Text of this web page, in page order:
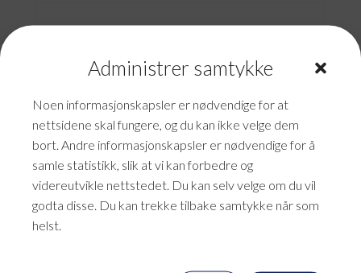
Administrer samtykke
Noen informasjonskapsler er nødvendige for at
nettsidene skal fungere, og du kan ikke velge dem
bort. Andre informasjonskapsler er nødvendige for å
samle statistikk, slik at vi kan forbedre og
videreutvikle nettstedet. Du kan selv velge om du vil
godta disse. Du kan trekke tilbake samtykke når som
helst.